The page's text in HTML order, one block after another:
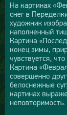
На картинах
снег в
художник
наполненный
Картина
конец зимы,
чувствуется,
Картина
совершенно
белоснежные
картинах
неповторимость.